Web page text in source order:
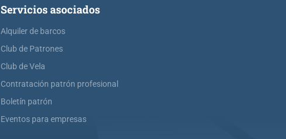
Servicios asociados
Alquiler de barcos
Club de Patrones
Club de Vela
Contratación patrón profesional
Boletín patrón
Eventos para empresas